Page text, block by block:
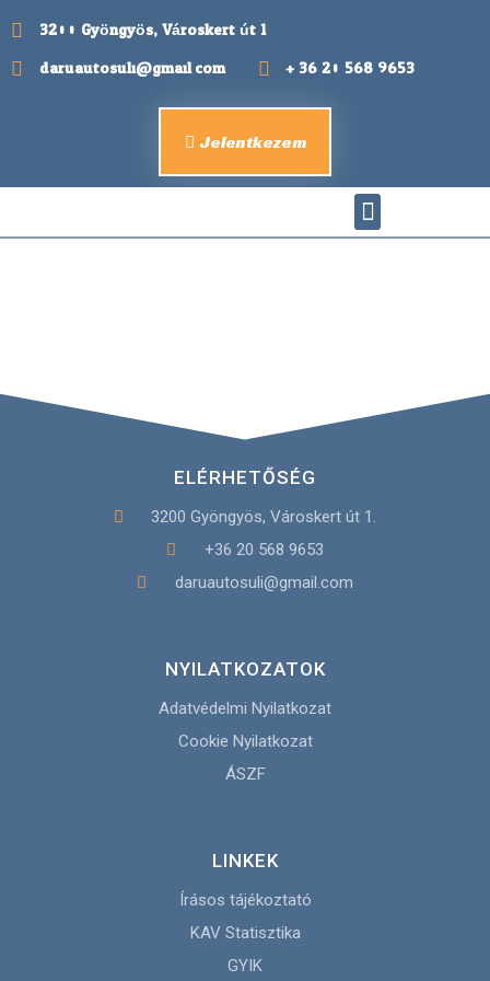
3200 Gyöngyös, Városkert út 1.
daruautosuli@gmail.com
+ 36 20 568 9653
Jelentkezem
LINKEK
Írásos tájékoztató
KAV Statisztika
GYIK
NYILATKOZATOK
Adatvédelmi Nyilatkozat
Cookie Nyilatkozat
ÁSZF
ELÉRHETŐSÉG
3200 Gyöngyös, Városkert út 1.
+36 20 568 9653
daruautosuli@gmail.com